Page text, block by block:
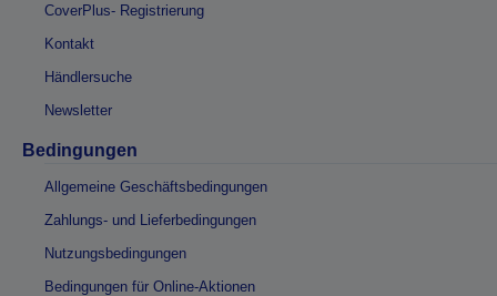
CoverPlus- Registrierung
Kontakt
Händlersuche
Newsletter
Bedingungen
Allgemeine Geschäftsbedingungen
Zahlungs- und Lieferbedingungen
Nutzungsbedingungen
Bedingungen für Online-Aktionen